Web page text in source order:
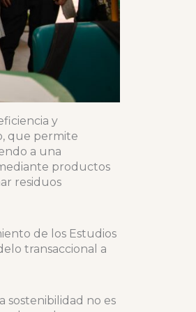
y
que permite
a una
productos
residuos
de los Estudios
transaccional a
sostenibilidad no es